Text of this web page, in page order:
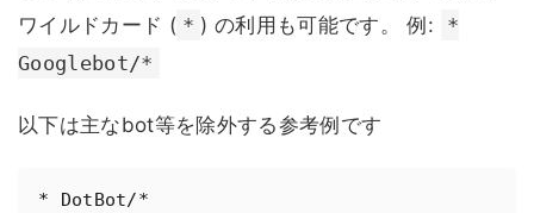
ワイルドカード ( * ) の利用も可能です。 例:
*
Googlebot/*
以下は主なbot等を除外する参考例です
* DotBot/*